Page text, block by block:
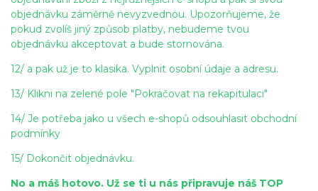
objednávku záměrně nevyzvednou. Upozorňujeme, že
pokud zvolíš jiný způsob platby, nebudeme tvou
objednávku akceptovat a bude stornována.
12/ a pak už je to klasika. Vyplnit osobní údaje a adresu.
13/ Klikni na zelené pole "Pokračovat na rekapitulaci"
14/ Je potřeba jako u všech e-shopů odsouhlasit obchodní
podmínky
15/ Dokončit objednávku.
No a máš hotovo. Už se ti u nás připravuje náš TOP